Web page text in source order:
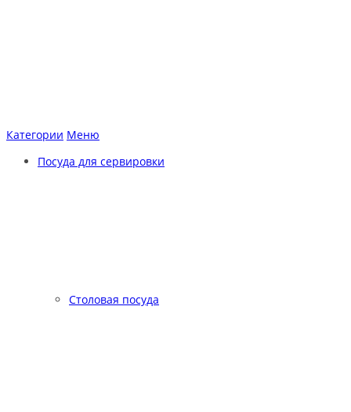
Категории Меню
Посуда для сервировки
Столовая посуда